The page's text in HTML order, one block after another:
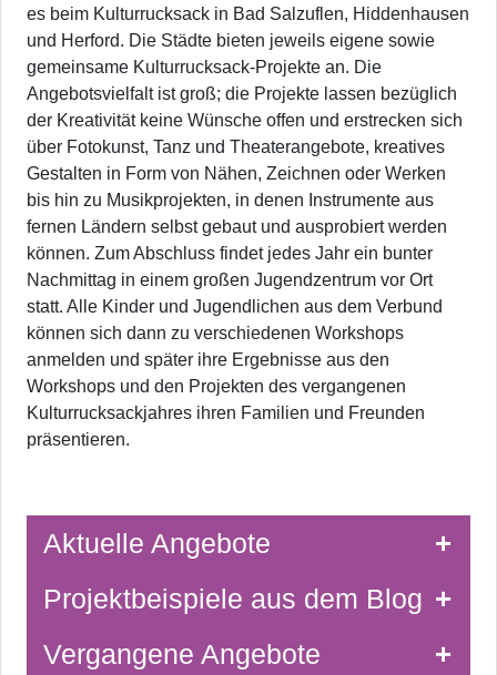
es beim Kulturrucksack in Bad Salzuflen, Hiddenhausen
und Herford. Die Städte bieten jeweils eigene sowie
gemeinsame Kulturrucksack-Projekte an. Die
Angebotsvielfalt ist groß; die Projekte lassen bezüglich
der Kreativität keine Wünsche offen und erstrecken sich
über Fotokunst, Tanz und Theaterangebote, kreatives
Gestalten in Form von Nähen, Zeichnen oder Werken
bis hin zu Musikprojekten, in denen Instrumente aus
fernen Ländern selbst gebaut und ausprobiert werden
können. Zum Abschluss findet jedes Jahr ein bunter
Nachmittag in einem großen Jugendzentrum vor Ort
statt. Alle Kinder und Jugendlichen aus dem Verbund
können sich dann zu verschiedenen Workshops
anmelden und später ihre Ergebnisse aus den
Workshops und den Projekten des vergangenen
Kulturrucksackjahres ihren Familien und Freunden
präsentieren.
Aktuelle Angebote
Projektbeispiele aus dem Blog
Vergangene Angebote